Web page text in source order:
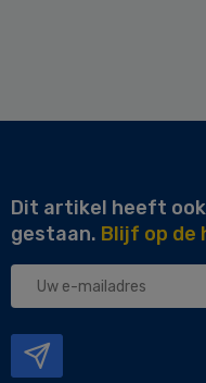
Dit artikel heeft
gestaan. Blijf op de
Uw